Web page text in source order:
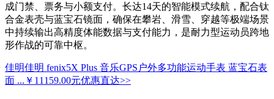
成门禁、票务与小额支付。长达14天的智能模式续航，配合钛
合金表壳与蓝宝石镜面，确保在攀岩、滑雪、穿越等极端场景
中持续输出高精度体能数据与支付能力，是耐力型运动员跨地
形作战的可靠中枢。
佳明佳明 fenix5X Plus 音乐GPS户外多功能运动手表 蓝宝石表
面 ... ￥11159.00元优惠直达>>